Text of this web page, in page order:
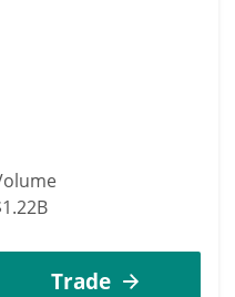
Trade